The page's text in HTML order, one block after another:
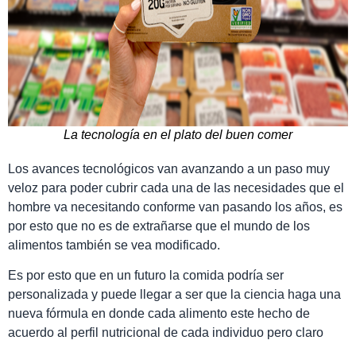
La tecnología en el plato del buen comer
Los avances tecnológicos van avanzando a un paso muy
veloz para poder cubrir cada una de las necesidades que el
hombre va necesitando conforme van pasando los años, es
por esto que no es de extrañarse que el mundo de los
alimentos también se vea modificado.
Es por esto que en un futuro la comida podría ser
personalizada y puede llegar a ser que la ciencia haga una
nueva fórmula en donde cada alimento este hecho de
acuerdo al perfil nutricional de cada individuo pero claro